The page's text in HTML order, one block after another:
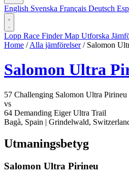
English Svenska Français Deutsch
Lopp Race FinderMap Utforska
Home / Alla jämförelser / Salomon
Salomon Ultra
57 Challenging Salomon Ultra Pirineu
vs
64 Demanding Eiger Ultra Trail
Bagà, Spain | Grindelwald,
Utmaningsbetyg
Salomon Ultra Pirineu